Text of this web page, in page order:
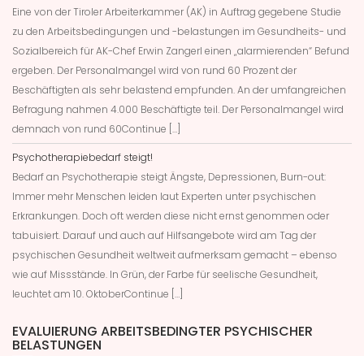
Eine von der Tiroler Arbeiterkammer (AK) in Auftrag gegebene Studie
zu den Arbeitsbedingungen und -belastungen im Gesundheits- und
Sozialbereich für AK-Chef Erwin Zangerl einen „alarmierenden“ Befund
ergeben. Der Personalmangel wird von rund 60 Prozent der
Beschäftigten als sehr belastend empfunden. An der umfangreichen
Befragung nahmen 4.000 Beschäftigte teil. Der Personalmangel wird
demnach von rund 60Continue […]
Psychotherapiebedarf steigt!
Bedarf an Psychotherapie steigt Ängste, Depressionen, Burn-out:
Immer mehr Menschen leiden laut Experten unter psychischen
Erkrankungen. Doch oft werden diese nicht ernst genommen oder
tabuisiert. Darauf und auch auf Hilfsangebote wird am Tag der
psychischen Gesundheit weltweit aufmerksam gemacht – ebenso
wie auf Missstände. In Grün, der Farbe für seelische Gesundheit,
leuchtet am 10. OktoberContinue […]
EVALUIERUNG ARBEITSBEDINGTER PSYCHISCHER
BELASTUNGEN